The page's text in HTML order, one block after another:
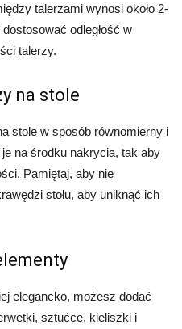
talerzami wynosi około 2-
odległość w
talerzy.
na stole
stole w sposób równomierny i
na środku nakrycia, tak aby
Pamiętaj, aby nie
stołu, aby uniknąć ich
elegancko, możesz dodać
sztućce, kieliszki i